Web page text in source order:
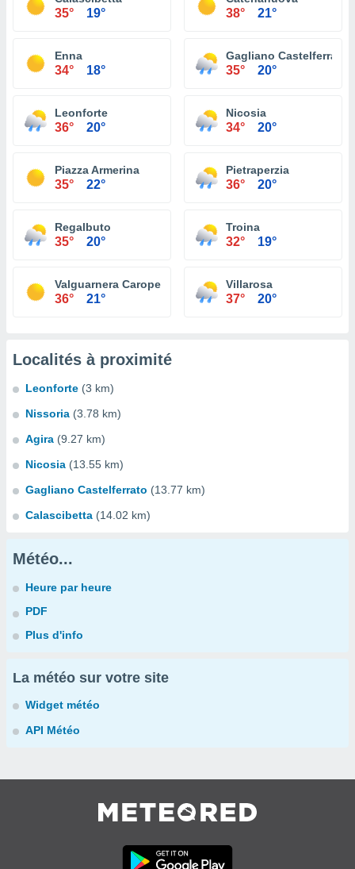
35° 19° 38° 21°
Enna
34° 18°
Gagliano Castelferrato
35° 20°
Leonforte
36° 20°
Nicosia
34° 20°
Piazza Armerina
35° 22°
Pietraperzia
36° 20°
Regalbuto
35° 20°
Troina
32° 19°
Valguarnera Caropepe
36° 21°
Villarosa
37° 20°
Localités à proximité
Leonforte (3 km)
Nissoria (3.78 km)
Agira (9.27 km)
Nicosia (13.55 km)
Gagliano Castelferrato (13.77 km)
Calascibetta (14.02 km)
Météo...
Heure par heure
PDF
Plus d'info
La météo sur votre site
Widget météo
API Météo